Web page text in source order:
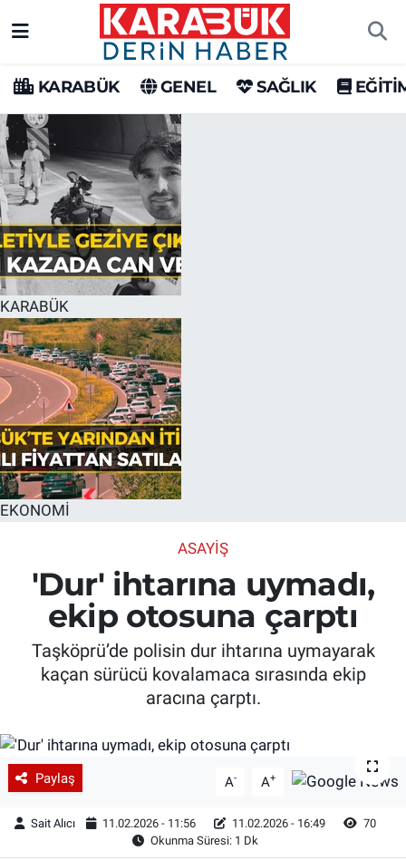
KARABÜK GENEL SAĞLIK
KARABÜK
EKONOMİ
ASAYIŞ
'Dur' ihtarına uymadı,
ekip otosuna çarptı
Taşköprü’de polisin dur ihtarına uymayarak
kaçan sürücü kovalamaca sırasında ekip
aracına çarptı.
Paylaş A- A+
Sait Alıcı 11.02.2026 - 11:56 11.02.2026 - 16:49
70
Okunma Süresi: 1 Dk
Karabük Hava Durumu
Karabük Trafik Yoğunluk Haritası
Süper Lig Puan Durumu ve Fikstür
Tüm Manşetler
Son Dakika Haberleri
Haber Arşivi